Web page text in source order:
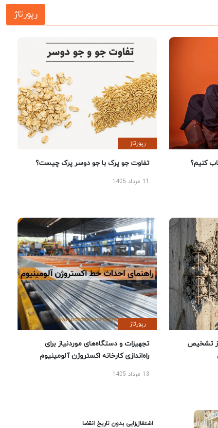
رپورتاژ
کنیم؟
رپورتاژ
تفاوت جو پرک با جو دوسر پرک چیست؟
تشخیص
رپورتاژ
تجهیزات و دستگاه‌های موردنیاز برای
راه‌اندازی کارخانه اکستروژن آلومینیوم
13 مرداد 1405
اشتغال‌زایی بدون تاریخ انقضا